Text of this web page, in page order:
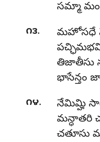
సమ్మా
౧౩.
మహోసధే
తిజాతీసు
భాసేన్తం
౧౪. నేమిమ్హి
మన్ధాతరి చ
చతూసు